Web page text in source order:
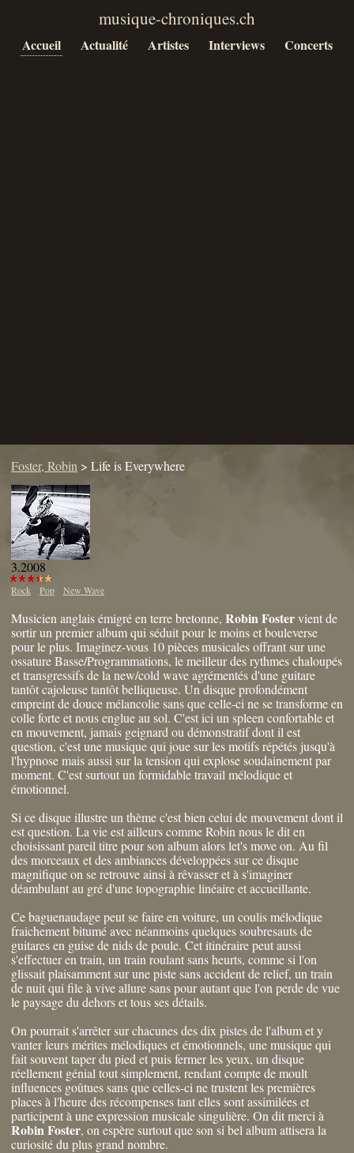
Accueil Actualité Artistes Interviews Concerts
Foster, Robin > Life is Everywhere
3.2008
Rock Pop New Wave
Musicien anglais émigré en terre bretonne, Robin Fostervient de
sortir un premier album qui séduit pour le moins et bouleverse
pour le plus. Imaginez-vous 10 pièces musicales offrant sur une
ossature Basse/Programmations, le meilleur des rythmes chaloupés
et transgressifs de la new/cold wave agrémentés d'une guitare
tantôt cajoleuse tantôt belliqueuse. Un disque profondément
empreint de douce mélancolie sans que celle-ci ne se transforme en
colle forte et nous englue au sol. C'est ici un spleen confortable et
en mouvement, jamais geignard ou démonstratif dont il est
question, c'est une musique qui joue sur les motifs répétés jusqu'à
l'hypnose mais aussi sur la tension qui explose soudainement par
moment. C'est surtout un formidable travail mélodique et
émotionnel.
Si ce disque illustre un thème c'est bien celui de mouvement dont il
est question. La vie est ailleurs comme Robin nous le dit en
choisissant pareil titre pour son album alors let's move on. Au fil
des morceaux et des ambiances développées sur ce disque
magnifique on se retrouve ainsi à rêvasser et à s'imaginer
déambulant au gré d'une topographie linéaire et accueillante.
Ce baguenaudage peut se faire en voiture, un coulis mélodique
fraichement bitumé avec néanmoins quelques soubresauts de
guitares en guise de nids de poule. Cet itinéraire peut aussi
s'effectuer en train, un train roulant sans heurts, comme si l'on
glissait plaisamment sur une piste sans accident de relief, un train
de nuit qui file à vive allure sans pour autant que l'on perde de vue
le paysage du dehors et tous ses détails.
On pourrait s'arrêter sur chacunes des dix pistes de l'album et y
vanter leurs mérites mélodiques et émotionnels, une musique qui
fait souvent taper du pied et puis fermer les yeux, un disque
réellement génial tout simplement, rendant compte de moult
influences goûtues sans que celles-ci ne trustent les premières
places à l'heure des récompenses tant elles sont assimilées et
participent à une expression musicale singulière. On dit merci à
Robin Foster, on espère surtout que son si bel album attisera la
curiosité du plus grand nombre.